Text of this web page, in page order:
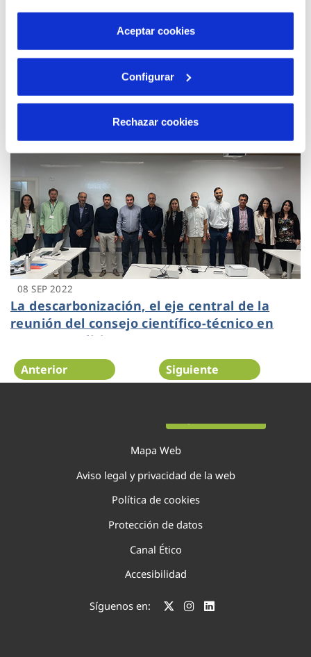
por tanto no se pueden desactivar. Puedes consultar
más información en nuestraPolítica de Cookies
Aceptar cookies
Configurar
Rechazar cookies
16 SEP 2022
La digitalización del agua como vector de
transformación territorial frente al cambio
climático en la Mobile Week Ourense 2022
08 SEP 2022
La descarbonización, el eje central de la
reunión del consejo científico-técnico en
Cetaqua Galicia
Anterior Siguiente
Mapa Web
Aviso legal y privacidad de la web
Política de cookies
Protección de datos
Canal Ético
Accesibilidad
Síguenos en: